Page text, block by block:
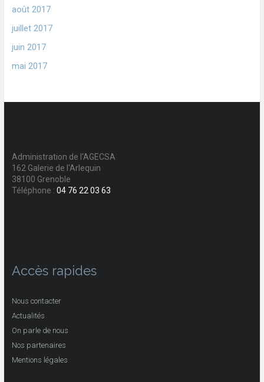
août 2017
juillet 2017
juin 2017
mai 2017
Administration de l'AGECSA
162 Galerie de l'Arlequin
38100 Grenoble
Téléphone : 04 76 22 03 63
Accès rapides
Nous contacter
Actualités
On parle de nous
Nos partenaires
Mentions légales